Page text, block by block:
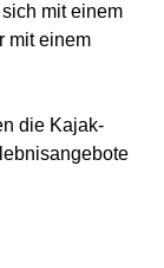
mit einem
mit einem
die Kajak-